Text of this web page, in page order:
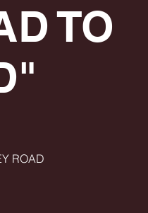
TO
ROAD